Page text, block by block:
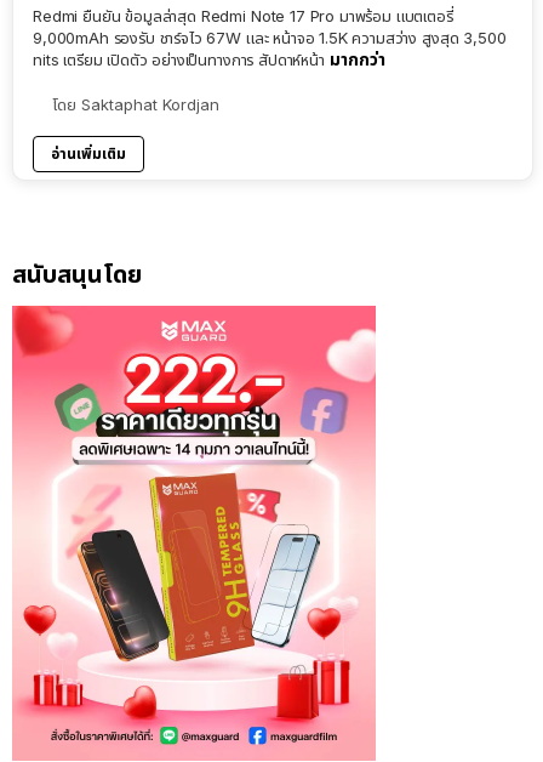
Redmi ยืนยัน ข้อมูลล่าสุด Redmi Note 17 Pro มาพร้อม แบตเตอรี่
9,000mAh รองรับ ชาร์จไว 67W และ หน้าจอ 1.5K ความสว่าง สูงสุด 3,500
nits เตรียม เปิดตัว อย่างเป็นทางการ สัปดาห์หน้า มากกว่า
โดย Saktaphat Kordjan
อ่านเพิ่มเติม
สนับสนุนโดย